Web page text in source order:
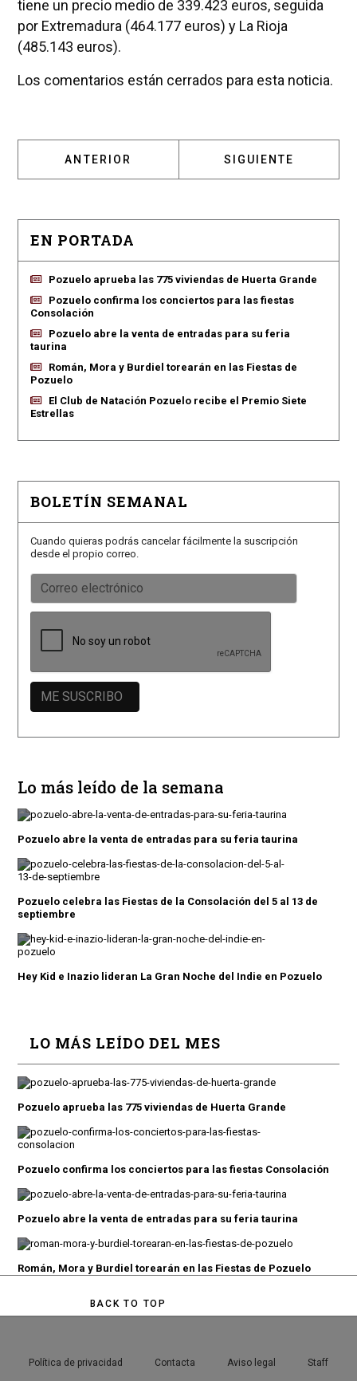
tiene un precio medio de 339.423 euros, seguida
por Extremadura (464.177 euros) y La Rioja
(485.143 euros).
Los comentarios están cerrados para esta noticia.
ARTÍCULO ANTERIOR: DOS NUEVOS
ANTERIOR ARTÍCULO
SIGUIENTE
EN PORTADA
Pozuelo aprueba las 775 viviendas de Huerta Grande
Pozuelo confirma los conciertos para las fiestas
Consolación
Pozuelo abre la venta de entradas para su feria
taurina
Román, Mora y Burdiel torearán en las Fiestas de
Pozuelo
El Club de Natación Pozuelo recibe el Premio Siete
Estrellas
BOLETÍN SEMANAL
Cuando quieras podrás cancelar fácilmente la suscripción
desde el propio correo.
Lo más leído de la semana
Pozuelo abre la venta de entradas para su feria taurina
Pozuelo celebra las Fiestas de la Consolación del 5 al 13 de
septiembre
Hey Kid e Inazio lideran La Gran Noche del Indie en Pozuelo
LO MÁS LEÍDO DEL MES
Pozuelo aprueba las 775 viviendas de Huerta Grande
Pozuelo confirma los conciertos para las fiestas Consolación
Pozuelo abre la venta de entradas para su feria taurina
Román, Mora y Burdiel torearán en las Fiestas de Pozuelo
BACK TO TOP
Política de privacidad Contacta Aviso legal Staff